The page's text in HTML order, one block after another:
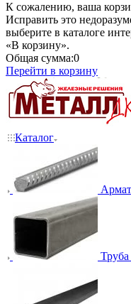
К сожалению, ваша
Исправить это
выберите в каталоге
«В корзину».
Общая сумма:0
Перейти в корзину
Каталог